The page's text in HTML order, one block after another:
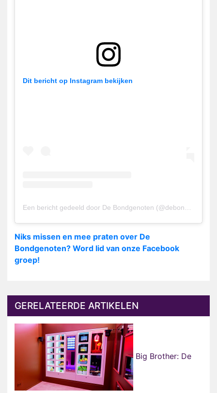
Dit bericht op Instagram bekijken
Niks missen en mee praten over De
Bondgenoten? Word lid van onze Facebook
groep!
GERELATEERDE ARTIKELEN
Big Brother: De